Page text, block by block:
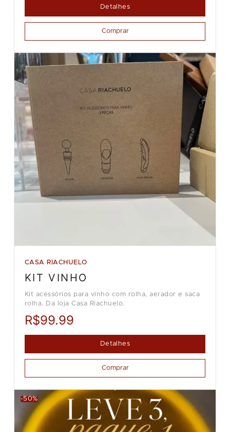
Detalhes
Comprar
CASA RIACHUELO
KIT VINHO
Kit acessórios para vinho com rolha, aerador e saca
rolha. Da loja Casa Riachuelo.
R$99.99
Detalhes
Comprar
-50%